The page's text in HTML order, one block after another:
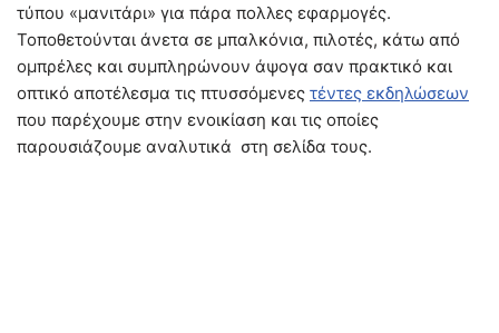
τύπου «μανιτάρι» για πάρα πολλες εφαρμογές.
Τοποθετούνται άνετα σε μπαλκόνια, πιλοτές, κάτω από
ομπρέλες και συμπληρώνουν άψογα σαν πρακτικό και
οπτικό αποτέλεσμα τις πτυσσόμενες τέντες εκδηλώσεων
που παρέχουμε στην ενοικίαση και τις οποίες
παρουσιάζουμε αναλυτικά στη σελίδα τους.